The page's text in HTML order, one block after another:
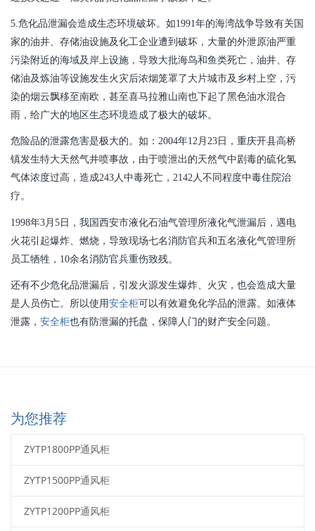
5.危化品泄漏会造成生态环境破坏。如1991年的海湾战争导致有关国
家的油井、存储油设施及化工企业遭到破坏，大量的外泄原油严重
污染附近的海域及岸上设施，导致大批海鸟和鱼类死亡，油井、存
储油及炼油等设施发生火灾后浓烟笼罩了大片城市及乡村上空，污
染的烟云飘移至南欧，甚至喜马拉雅山南也下起了黑色油水混合
雨，给广大的地区生态环境造成了极大的破坏。
危险品的泄露危害是极大的。如：2004年12月23日，重庆开县高桥
镇发生特大天然气井喷事故，由于喷泄出的天然气中剧毒的硫化氢
气体浓度过高，造成243人中毒死亡，2142人不同程度中毒住院治
疗。
1998年3月5日，我国西安市液化石油气管理所液化气泄漏后，遇电
火花引起爆炸、燃烧，导致现场七名消防官兵和五名液化气管理所
员工牺牲，10余名消防官兵重伤致残。
还有不少危化品泄漏后，引发火源发生爆炸、火灾，也会造成大量
是人员伤亡。所以使用安全柜可以有效避免化学品的泄露。如液体
泄露， 安全柜也有防泄漏的托盘，保障人门的财产安全问题。
为您推荐
ZYTP1800PP通风柜
ZYTP1500PP通风柜
ZYTP1200PP通风柜